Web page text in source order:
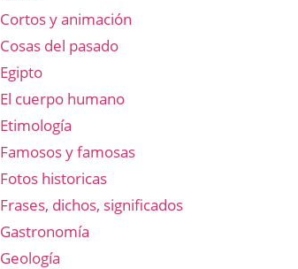
Cortos y animación
Cosas del pasado
Egipto
El cuerpo humano
Etimología
Famosos y famosas
Fotos historicas
Frases, dichos, significados
Gastronomía
Geología